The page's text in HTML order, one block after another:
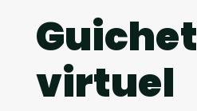
Guichet
virtuel